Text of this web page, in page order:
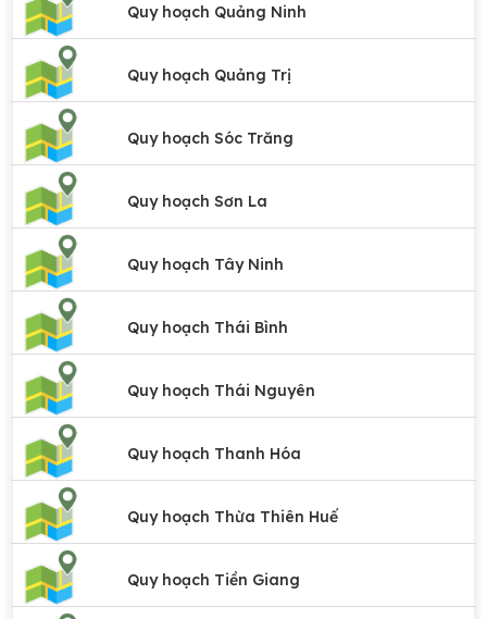
Quy hoạch Quảng Ninh
Quy hoạch Quảng Trị
Quy hoạch Sóc Trăng
Quy hoạch Sơn La
Quy hoạch Tây Ninh
Quy hoạch Thái Bình
Quy hoạch Thái Nguyên
Quy hoạch Thanh Hóa
Quy hoạch Thừa Thiên Huế
Quy hoạch Tiền Giang